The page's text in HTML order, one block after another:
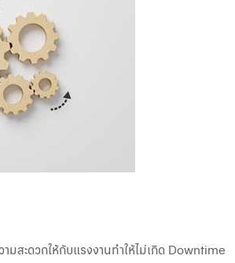
มสะดวกให้กับแรงงานทำให้ไม่เกิด Downtime